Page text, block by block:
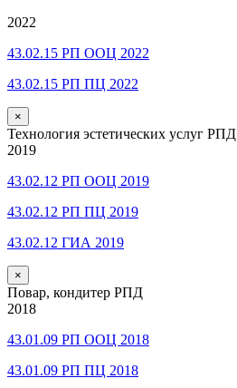
2022
43.02.15 РП ООЦ 2022
43.02.15 РП ПЦ 2022
×
Технология эстетических услуг РПД
2019
43.02.12 РП ООЦ 2019
43.02.12 РП ПЦ 2019
43.02.12 ГИА 2019
×
Повар, кондитер РПД
2018
43.01.09 РП ООЦ 2018
43.01.09 РП ПЦ 2018